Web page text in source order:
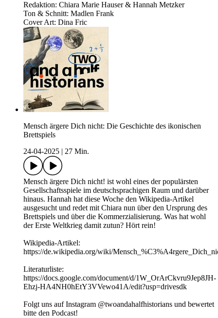
Redaktion: Chiara Marie Hauser & Hannah Metzker
Ton & Schnitt: Madlen Frank
Cover Art: Dina Fric
Mensch ärgere Dich nicht: Die Geschichte des ikonischen
Brettspiels
24-04-2025
27 Min.
Mensch ärgere Dich nicht! ist wohl eines der populärsten
Gesellschaftsspiele im deutschsprachigen Raum und darüber
hinaus. Hannah hat diese Woche den Wikipedia-Artikel
ausgesucht und redet mit Chiara nun über den Ursprung des
Brettspiels und über die Kommerzialisierung. Was hat wohl
der Erste Weltkrieg damit zutun? Hört rein!
Wikipedia-Artikel:
https://de.wikipedia.org/wiki/
Literaturliste:
https://docs.google.com/document/d/1W_OrArCkvru9Jep8JH-
Ehzj-HA4NH0hEtY3VVewo41A/edit?usp=drivesdk
Folgt uns auf Instagram @twoandahalfhistorians und bewertet
bitte den Podcast!